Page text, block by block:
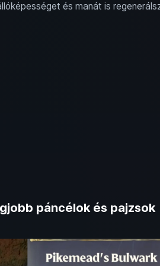
és manát is
páncélok és pajzsok